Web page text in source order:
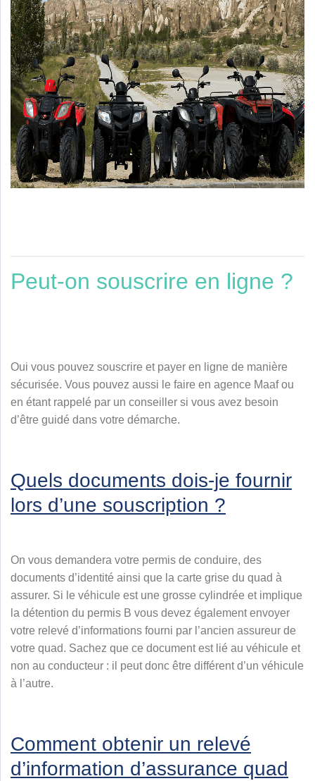
Peut-on souscrire en ligne ?
Oui vous pouvez souscrire et payer en ligne de manière
sécurisée. Vous pouvez aussi le faire en agence Maaf ou
en étant rappelé par un conseiller si vous avez besoin
d’être guidé dans votre démarche.
Quels documents dois-je fournir
lors d’une souscription ?
On vous demandera votre permis de conduire, des
documents d’identité ainsi que la carte grise du quad à
assurer. Si le véhicule est une grosse cylindrée et implique
la détention du permis B vous devez également envoyer
votre relevé d’informations fourni par l’ancien assureur de
votre quad. Sachez que ce document est lié au véhicule et
non au conducteur : il peut donc être différent d’un véhicule
à l’autre.
Comment obtenir un relevé
d’information d’assurance quad